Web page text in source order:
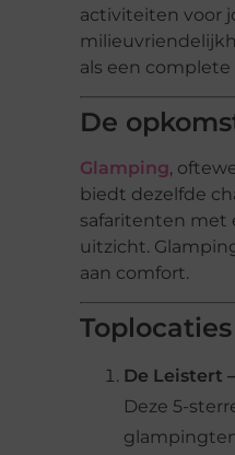
activiteiten voor
als een
De
Glamping,
biedt dezelfde
safaritenten met
uitzicht.
aan comfort.
De Leistert
Deze 5-